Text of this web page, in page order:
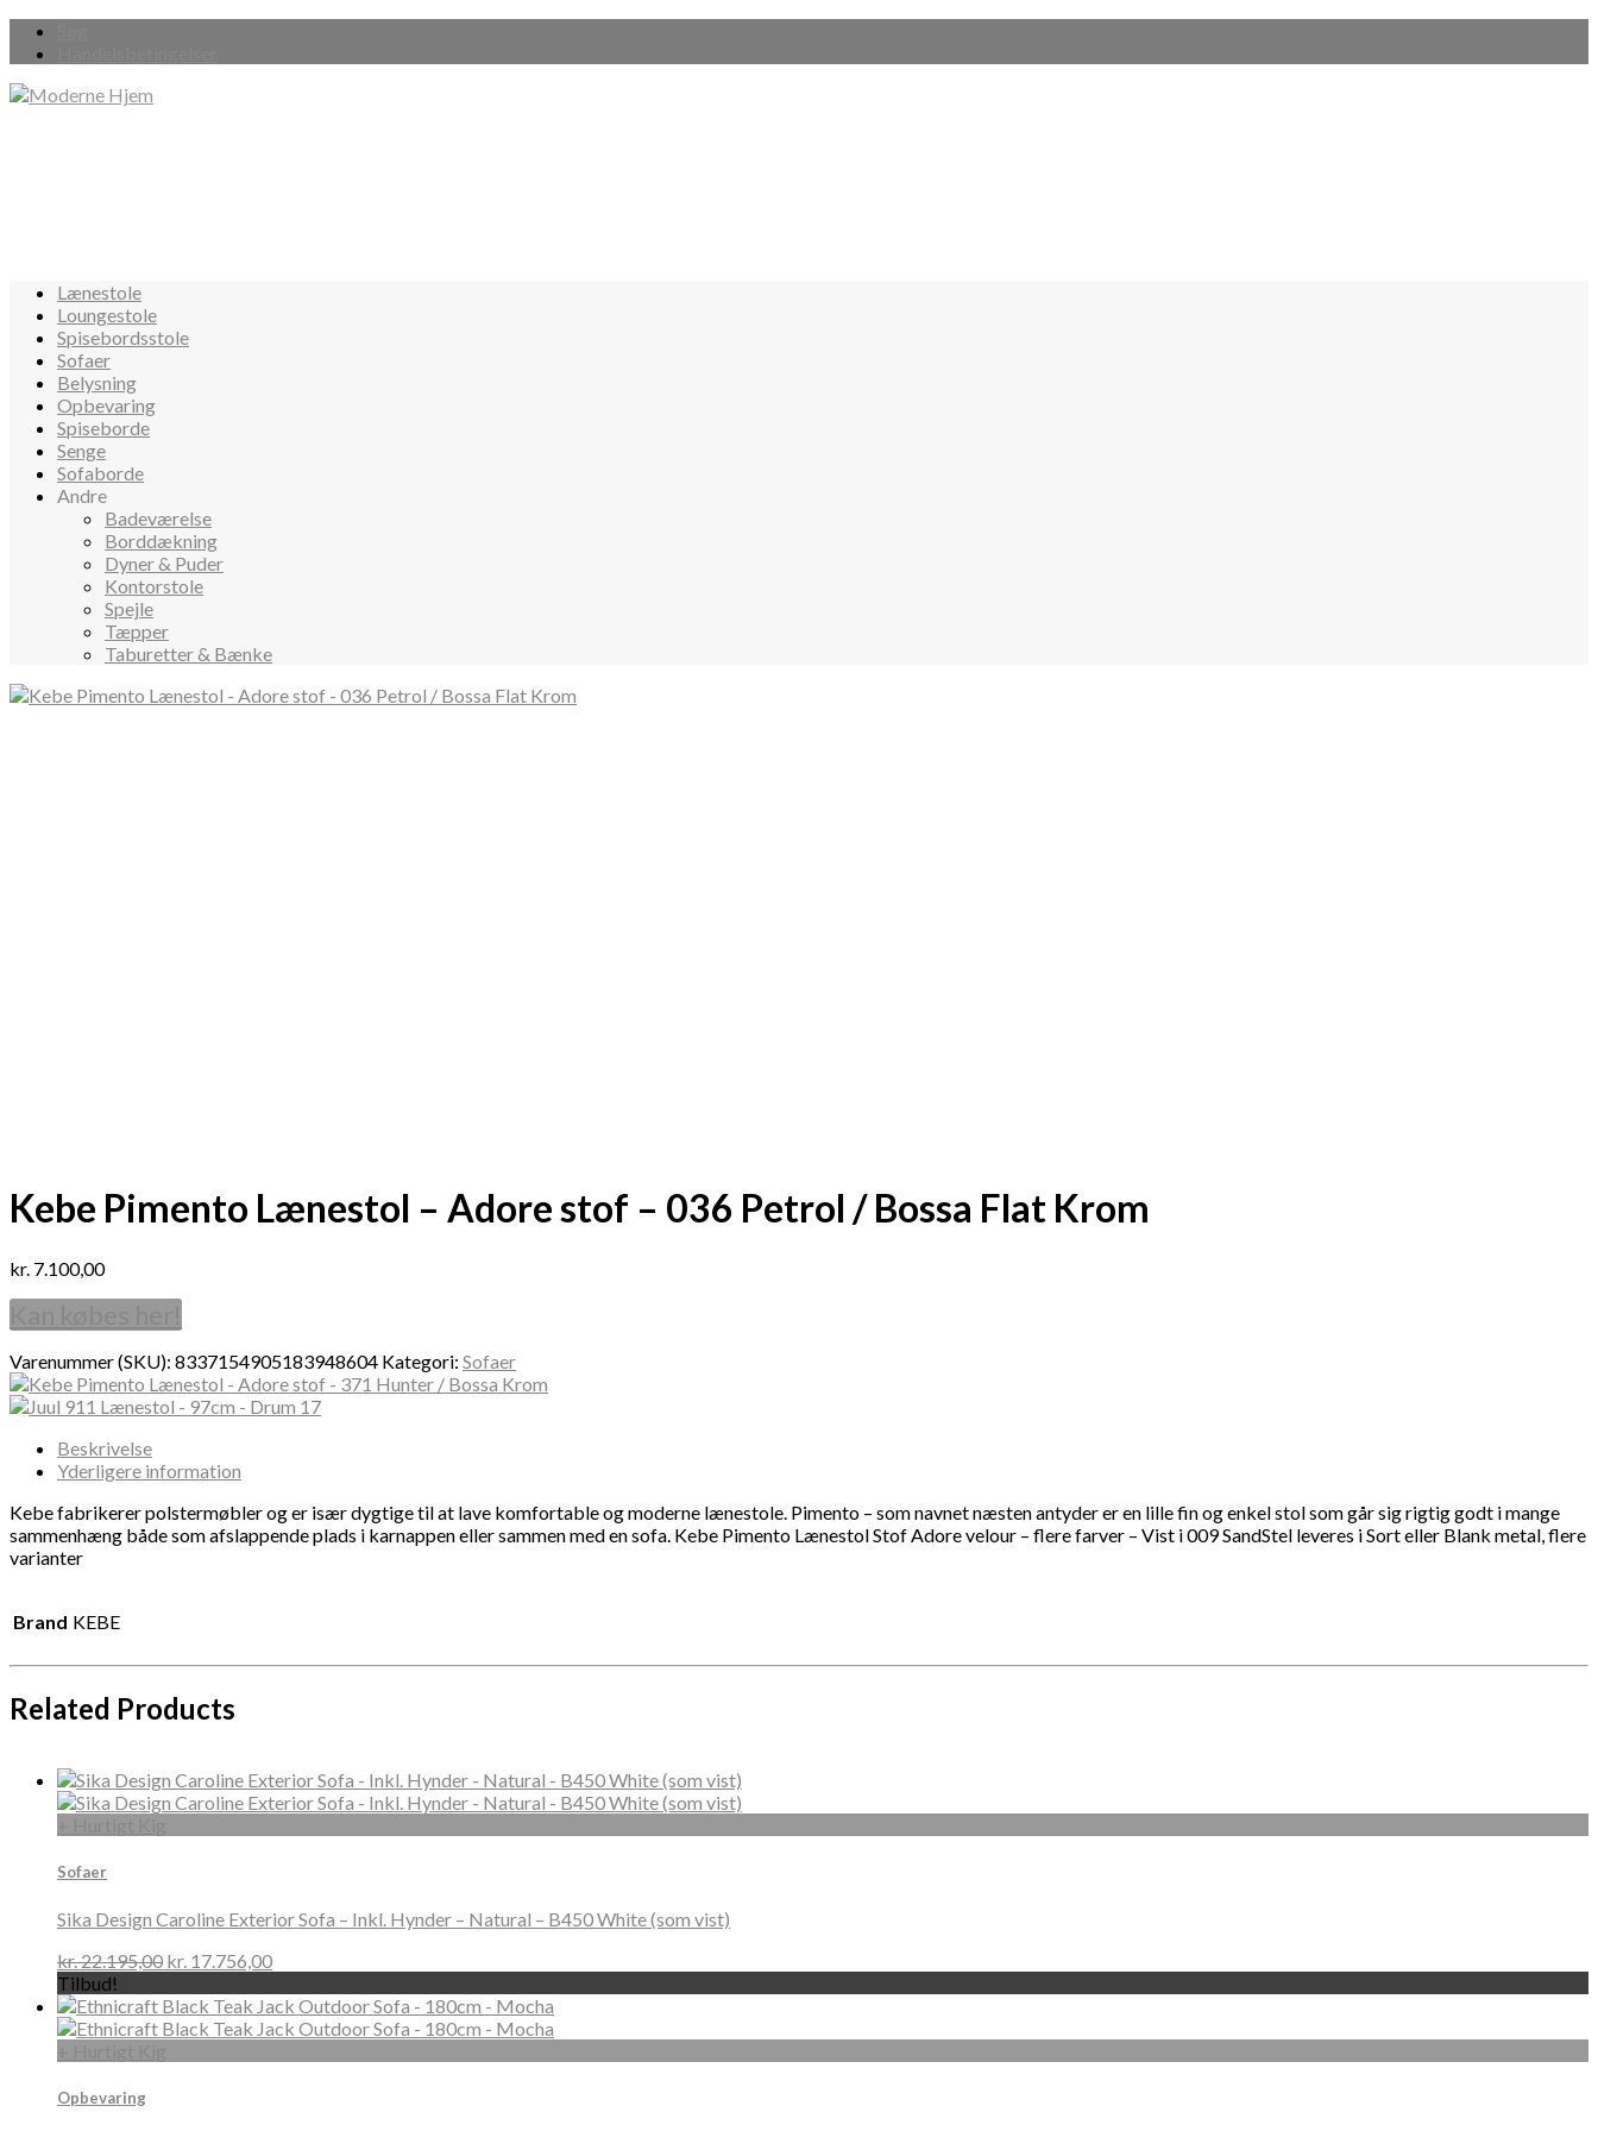
Lænestole
Loungestole
Spisebordsstole
Sofaer
Belysning
Opbevaring
Spiseborde
Senge
Sofaborde
Andre
Badeværelse
Borddækning
Dyner & Puder
Kontorstole
Spejle
Tæpper
Taburetter & Bænke
Kebe Pimento Lænestol – Adore stof – 036 Petrol / Bossa Flat Krom
kr. 7.100,00
Varenummer (SKU): 8337154905183948604 Kategori: Sofaer
Beskrivelse
Yderligere information
Kebe fabrikerer polstermøbler og er især dygtige til at lave komfortable og moderne lænestole. Pimento – som navnet næsten antyder er en lille fin og enkel stol som går sig rigtig godt i mange
sammenhæng både som afslappende plads i karnappen eller sammen med en sofa. Kebe Pimento Lænestol Stof Adore velour – flere farver – Vist i 009 SandStel leveres i Sort eller Blank metal, flere
varianter
Brand KEBE
Related Products
Sofaer
Sika Design Caroline Exterior Sofa – Inkl. Hynder – Natural – B450 White (som vist)
kr.22.195,00 kr. 17.756,00
Tilbud!
Opbevaring